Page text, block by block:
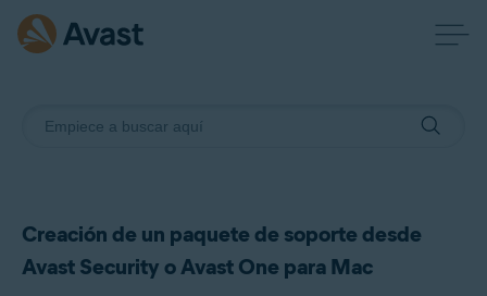
Creación de un paquete de soporte desde
Avast Security o Avast One para Mac